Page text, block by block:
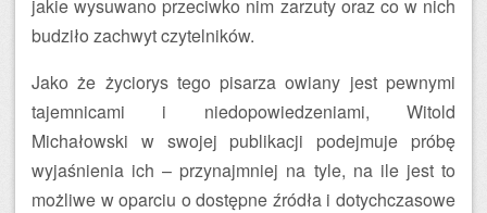
jakie wysuwano przeciwko nim zarzuty oraz co w nich
budziło zachwyt czytelników.
Jako że życiorys tego pisarza owiany jest pewnymi
tajemnicami i niedopowiedzeniami, Witold
Michałowski w swojej publikacji podejmuje próbę
wyjaśnienia ich – przynajmniej na tyle, na ile jest to
możliwe w oparciu o dostępne źródła i dotychczasowe